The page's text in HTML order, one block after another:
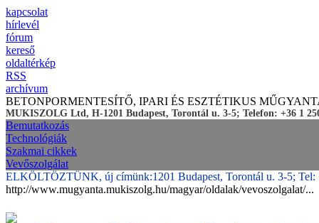
kapcsolat
hírlevél
fórum
kereső
oldaltérkép
RSS
archívum
BETONPORMENTESÍTŐ, IPARI ÉS ESZTÉTIKUS
MUKISZOLG Ltd, H-1201 Budapest, Torontál u. 3-5; Telefon: +36 1
Bemutatkozás
Technológiák
Szakmai cikkek
Vevőszolgálat
ELKÖLTÖZTÜNK, új címünk:1201 Budapest, Torontál u. 3-5; Tel:
http://www.mugyanta.mukiszolg.hu/magyar/oldalak/vevoszolgalat/...